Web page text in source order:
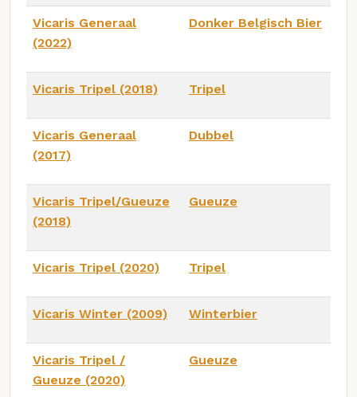
Vicaris Generaal
(2022)
Donker Belgisch Bier
Vicaris Tripel (2018) Tripel
Vicaris Generaal
(2017)
Dubbel
Vicaris Tripel/Gueuze
(2018)
Gueuze
Vicaris Tripel (2020) Tripel
Vicaris Winter (2009) Winterbier
Vicaris Tripel /
Gueuze (2020)
Gueuze